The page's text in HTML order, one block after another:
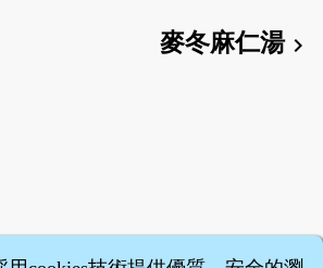
麥冬麻仁湯chevron_right